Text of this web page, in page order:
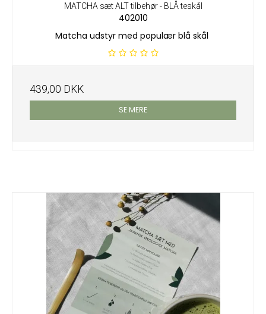
MATCHA sæt ALT tilbehør - BLÅ teskål
402010
Matcha udstyr med populær blå skål
439,00 DKK
SE MERE